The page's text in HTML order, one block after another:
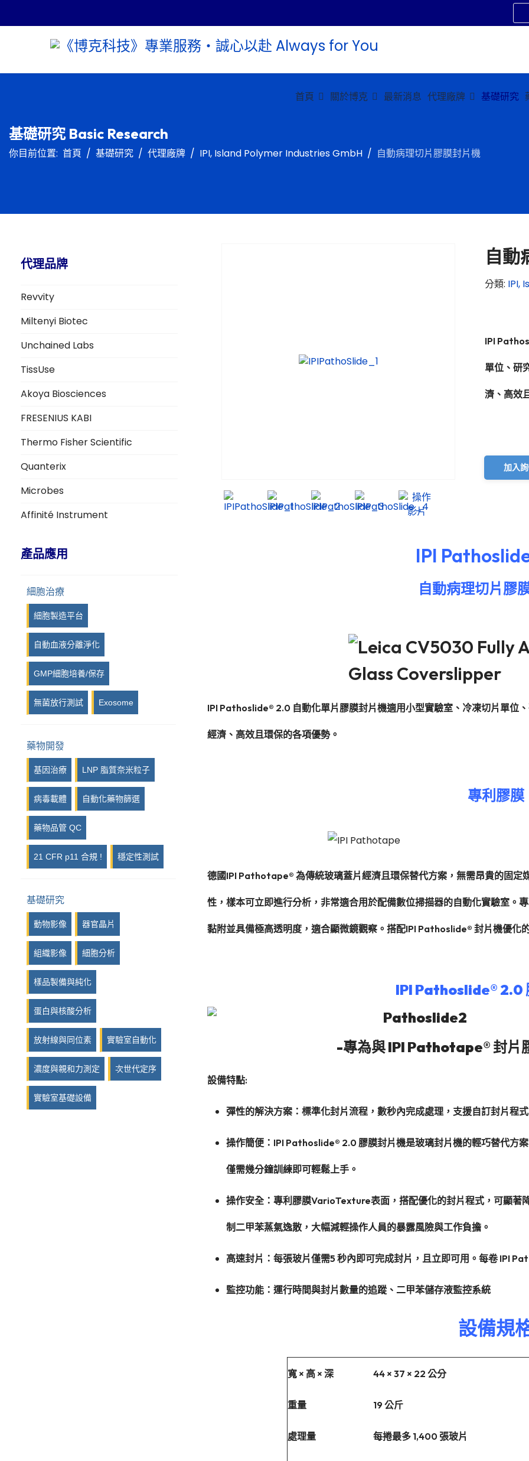
首頁 關於博克 最新消息 代理廠牌 基礎研究
基礎研究 Basic Research
你目前位置: 首頁 基礎研究 代理廠牌 IPI, Island Polymer Industries GmbH 自動病理切片膠膜封片機
代理品牌
Revvity
Miltenyi Biotec
Unchained Labs
TissUse
Akoya Biosciences
FRESENIUS KABI
Thermo Fisher Scientific
Quanterix
Microbes
Affinité Instrument
GmbH
iPRASENSE
Viscover
Photon etc
Kurabo
Syngene
LuminiCell
Eraly & Associés
14Culp
產品應用
細胞治療
細胞製造平台
自動血液分離淨化
GMP細胞培養/保存
無菌放行測試 Exosome
藥物開發
基因治療 LNP 脂質奈米粒子
病毒載體 自動化藥物篩選
藥物品管 QC
21 CFR p11 合規 ! 穩定性測試
基礎研究
動物影像 器官晶片
組織影像 細胞分析
樣品製備與純化
蛋白與核酸分析
放射線與同位素 實驗室自動化
濃度與親和力測定 次世代定序
實驗室基礎設備
自動
分類: IPI,
IPI
單位、研
濟、高效
加入
IPI
自動病理切片膠
IPI Pathoslide® 2.0 自動化單片膠膜封片機適用小型實驗室、冷凍切片單位
經濟、高效且環保的各項優勢。
專利膠膜
德國IPI Pathotape® 為傳統玻璃蓋片經濟且環保替代方案，無需昂貴的固定
性，樣本可立即進行分析，非常適合用於配備數位掃描器的自動化實驗室
黏附並具備極高透明度，適合顯微鏡觀察。搭配IPI Pathoslide® 封片機優化
IPI Pathoslide® 2.0
-專為與 IPI Pathotape® 封片
設備特點:
彈性的解決方案：標準化封片流程，數秒內完成處理，支援自訂封片程
操作簡便：IPI Pathoslide® 2.0 膠膜封片機是玻璃封片機的輕巧替代方
僅需幾分鐘訓練即可輕鬆上手。
操作安全：專利膠膜VarioTexture表面，搭配優化的封片程式，可顯著
制二甲苯蒸氣逸散，大幅減輕操作人員的暴露風險與工作負擔。
高速封片：每張玻片僅需5 秒內即可完成封片，且立即可用。每卷 IPI
監控功能：運行時間與封片數量的追蹤、二甲苯儲存液監控系統
設備規
寬 × 高 × 深 44 × 37 × 22 公分
重量 19 公斤
處理量 每捲最多 1,400 張玻片